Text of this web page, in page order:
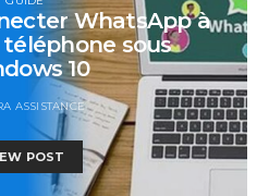
WhatsApp à
téléphone sous
10
ASSISTANCE
POST